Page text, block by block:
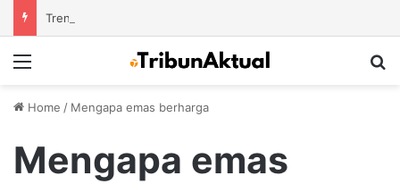
Home / Mengapa emas berharga
Mengapa emas